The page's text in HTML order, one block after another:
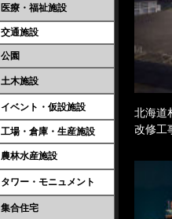
医療・福祉施設
交通施設
公園
土木施設
イベント・仮設施設
工場・倉庫・生産施設
農林水産施設
タワー・モニュメント
集合住宅
北海道
改修工